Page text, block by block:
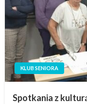
KLUB SENIORA
Spotkania z